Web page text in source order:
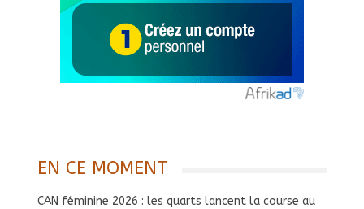
EN CE MOMENT
CAN féminine 2026 : les quarts lancent la course au